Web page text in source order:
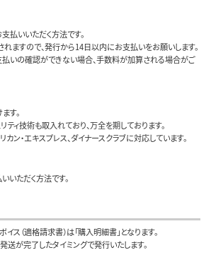
払いいただく方法です。
ますので、発行から14日以内にお支払いをお願いします。
いの確認ができない場合、手数料が加算される場合がご
す。
ィ技術も取入れており、万全を期しております。
カン・エキスプレス、ダイナースクラブに対応しています。
いただく方法です。
ス（適格請求書）は「購入明細書」となります。
送が完了したタイミングで発行いたします。